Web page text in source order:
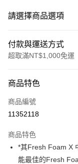
請選擇商品選項
付款與運送方式
超取滿NT$1,000免運
信用卡一次付款
超商取貨付款
運送方式
商品特色
商品編號
11352118
商品特色
*其Fresh Foam X
能最佳的Fresh